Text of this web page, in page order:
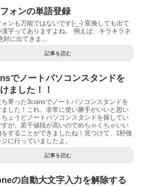
ォンの単語登録
ォンも万能ではないです(-_-) 変換しても出て
漢字ってありますよね。 例えば、キラキラネ
対に出てきま...
記事を読む
でノートパソコンスタンドを
ました！！
寄った3coinsでノートパソコンスタンドを
ました！これ、非常に使い勝手がいいと思い
ちょうどノートパソコンスタンドを探してい
すが、若干値段が高いのでめちゃくちゃいい
をすることができましたね！見つけて、1秒後
に行っていましたよ。
記事を読む
の自動大文字入力を解除する